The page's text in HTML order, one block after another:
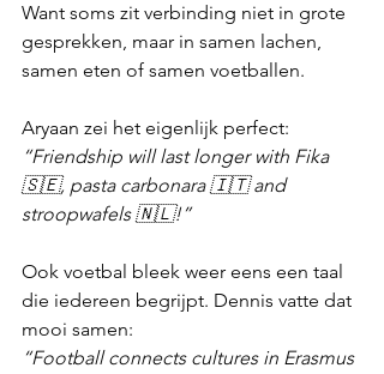
Want soms zit verbinding niet in grote
gesprekken, maar in samen lachen,
samen eten of samen voetballen.
Aryaan zei het eigenlijk perfect:
“Friendship will last longer with Fika
🇸🇪, pasta carbonara 🇮🇹 and
stroopwafels 🇳🇱!”
Ook voetbal bleek weer eens een taal
die iedereen begrijpt. Dennis vatte dat
mooi samen:
“Football connects cultures in Erasmus